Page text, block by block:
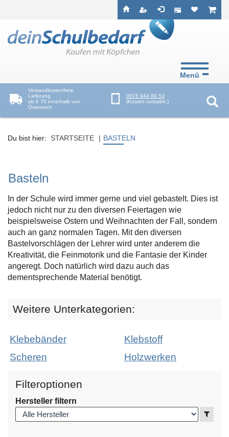
ist leerist
Menü
Versandkostenfreie
Lieferung
ab € 70 innerhalb von
Österreich
0676 944 89 53
(Kosten netzabh.)
Du bist hier: STARTSEITE BASTELN
Basteln
In der Schule wird immer gerne und viel gebastelt. Dies ist
jedoch nicht nur zu den diversen Feiertagen wie
beispielsweise Ostern und Weihnachten der Fall, sondern
auch an ganz normalen Tagen. Mit den diversen
Bastelvorschlägen der Lehrer wird unter anderem die
Kreativität, die Feinmotorik und die Fantasie der Kinder
angeregt. Doch natürlich wird dazu auch das
dementsprechende Material benötigt.
Weitere Unterkategorien:
Klebebänder
Klebstoff
Scheren
Holzwerken
Filteroptionen
Hersteller filtern